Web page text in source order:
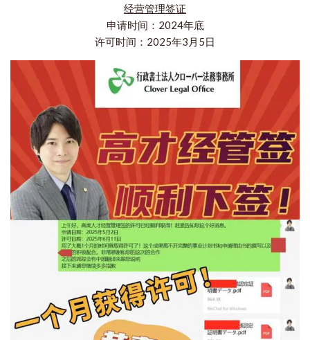
经营管理签证
申请时间：2024年底
许可时间：2025年3月5日